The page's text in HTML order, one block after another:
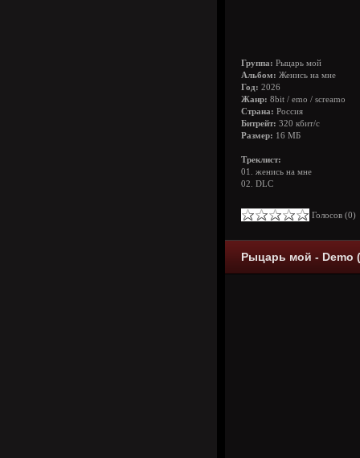
Группа: Рыцарь мой
Альбом: Женись на мне
Год: 2026
Жанр: 8bit / emo / screamo
Страна: Россия
Битрейт: 320 кбит/с
Размер: 16 МБ
Треклист:
01. женись на мне
02. DLC
Голосов (0
Рыцарь мой - Demo